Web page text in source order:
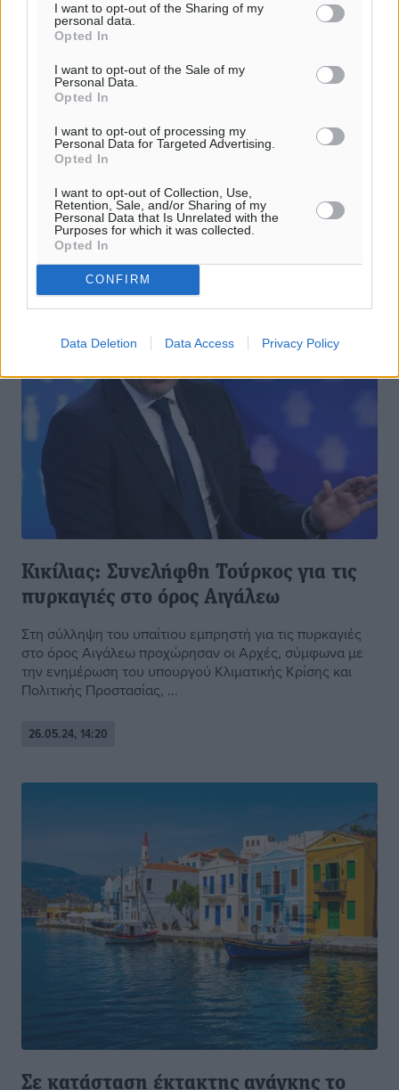
I want to opt-out of the Sharing of my
personal data.
Opted In
I want to opt-out of the Sale of my
Personal Data.
Opted In
I want to opt-out of processing my
Personal Data for Targeted Advertising.
Opted In
I want to opt-out of Collection, Use,
Retention, Sale, and/or Sharing of my
Personal Data that Is Unrelated with the
Purposes for which it was collected.
Opted In
CONFIRM
Data Deletion Data Access Privacy Policy
Αναστολή κινητοποιήσεων των
εργαστηριακών ιατρών του Ι.Σ.Ρ. –
Ανοικτά από αύριο Δευτέρα 27/5 όλα
τα ιατρεία
Την Κυριακή 26 Μαΐου 2024 και ώρα 11.30
πραγματοποιήθηκε συνέλευση των εργαστηριακών
ιατρών (Ακτινολόγων, Βιοπαθολόγων-Μικροβιολόγων)
26.05.24, 16:58
Κικίλιας: Συνελήφθη Τούρκος για τις
πυρκαγιές στο όρος Αιγάλεω
Στη σύλληψη του υπαίτιου εμπρηστή για τις πυρκαγιές
στο όρος Αιγάλεω προχώρησαν οι Αρχές, σύμφωνα με
την ενημέρωση του υπουργού Κλιματικής Κρίσης και
Πολιτικής Προστασίας, ...
26.05.24, 14:20
Σε κατάσταση έκτακτης ανάγκης το